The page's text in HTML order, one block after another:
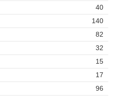
40
140
82
32
15
17
96